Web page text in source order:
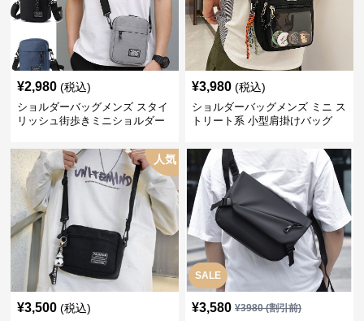
¥2,980 (税込)
ショルダーバッグメンズ スタイ
リッシュ街歩きミニショルダー
¥3,980 (税込)
ショルダーバッグメンズ ミニ ス
トリート系 小型肩掛けバッグ
人気
¥3,500 (税込)
SALE
¥3,580 ¥3980(割引前)